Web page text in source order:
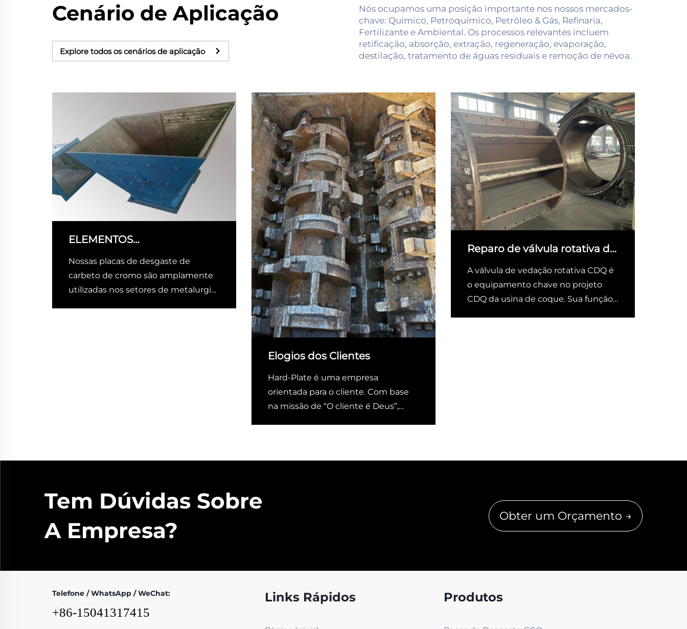
Cenário de Aplicação
Explore todos os cenários de aplicação
Nós ocupamos uma posição importante nos nossos mercados-
chave: Químico, Petroquímico, Petróleo & Gás, Refinaria,
Fertilizante e Ambiental. Os processos relevantes incluem
retificação, absorção, extração, regeneração, evaporação,
destilação, tratamento de águas residuais e remoção de névoa.
ELEMENTOS
VÁRIAS APLICAÇÕES DE
DESGASTE
Nossas placas de desgaste de
carbeto de cromo são amplamente
utilizadas nos setores de metalurgia,
Elogios dos Clientes
Hard-Plate é uma empresa
orientada para o cliente. Com base
na missão de “O cliente é Deus”,
ganhando muita boa reputação e
Reparo de válvula rotativa de
A válvula de vedação rotativa CDQ é
o equipamento chave no projeto
CDQ da usina de coque. Sua função
Tem Dúvidas Sobre
A Empresa?
Obter um Orçamento →
Telefone / WhatsApp / WeChat:
+86-15041317415
Links Rápidos Produtos